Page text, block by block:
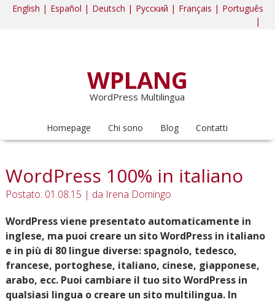
English | Español | Deutsch | Русский | Français | Português
|
WPLANG
WordPress Multilingua
Homepage Chi sono Blog Contatti
WordPress 100% in italiano
Postato: 01.08.15 | da Irena Domingo
WordPress viene presentato automaticamente in
inglese, ma puoi creare un sito WordPress in italiano
e in più di 80 lingue diverse: spagnolo, tedesco,
francese, portoghese, italiano, cinese, giapponese,
arabo, ecc. Puoi cambiare il tuo sito WordPress in
qualsiasi lingua o creare un sito multilingua. In